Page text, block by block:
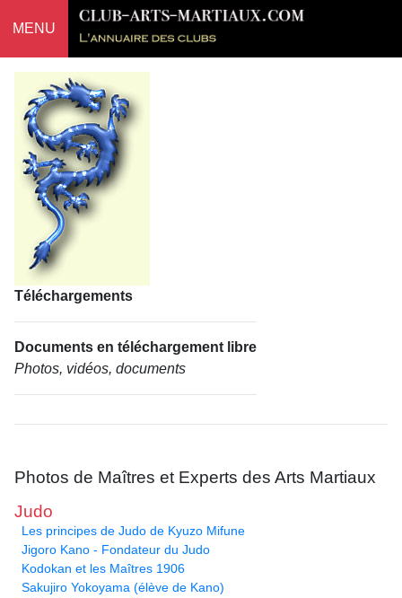
MENU
Téléchargements
Documents en téléchargement libre
Photos, vidéos, documents
Photos de Maîtres et Experts des Arts Martiaux
Judo
Les principes de Judo de Kyuzo Mifune
Jigoro Kano - Fondateur du Judo
Kodokan et les Maîtres 1906
Sakujiro Yokoyama (élève de Kano)